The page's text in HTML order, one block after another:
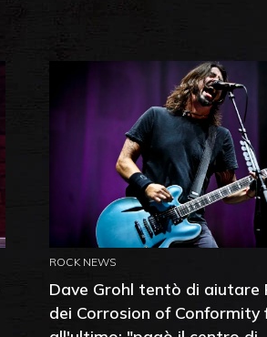
ROCK NEWS
Dave Grohl tentò di aiutare
dei Corrosion of Conformity